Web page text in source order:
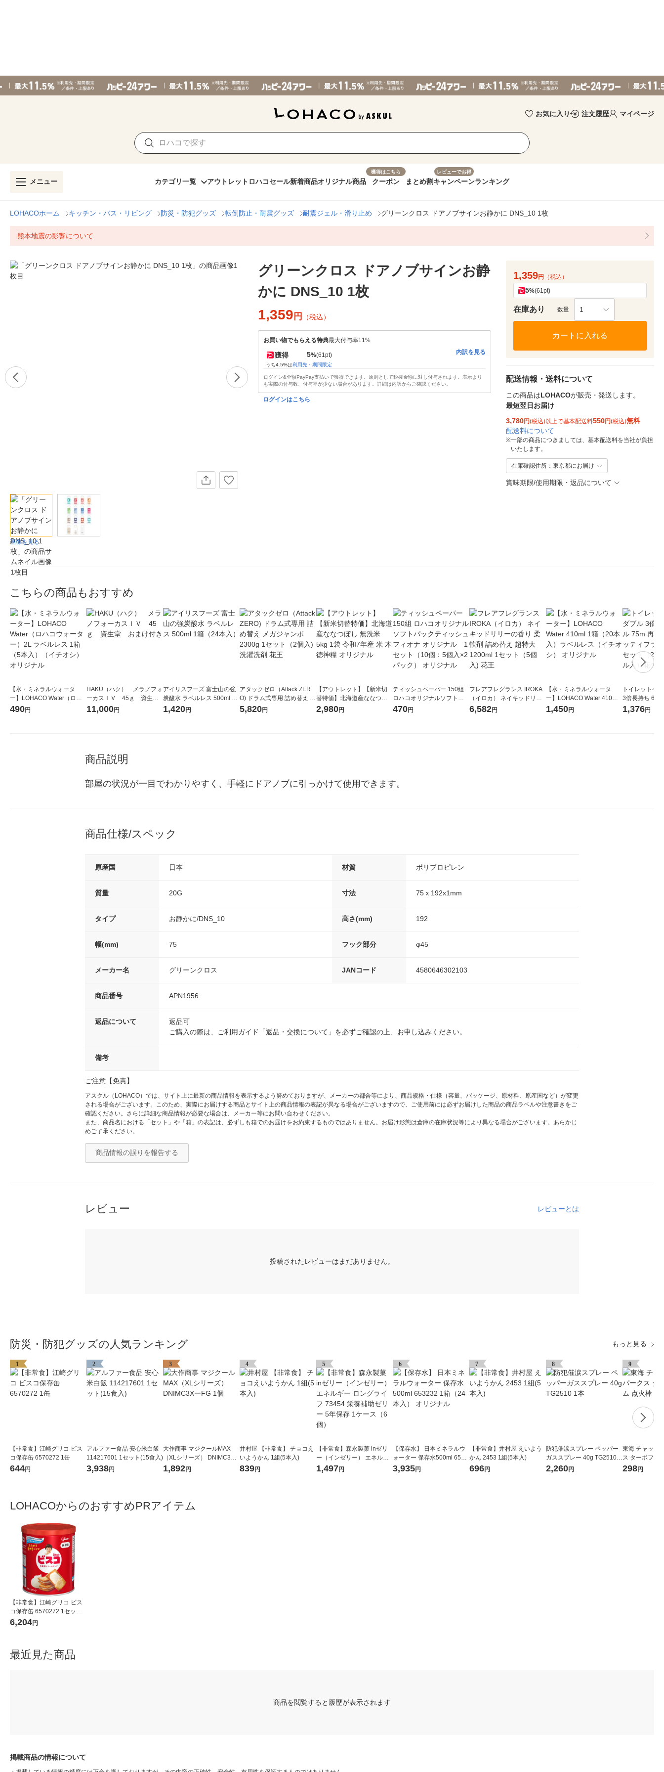
お気に入り 注文履歴 マイページ
メニュー カテゴリ一覧 アウトレット ロハコセール新着商品オリジナル商品
獲得はこちら
クーポン まとめ割
レビューでお得
キャンペーンランキング
LOHACOホーム キッチン・バス・リビング 防災・防犯グッズ 転倒防止・耐震グッズ 耐震ジェル・滑り止め グリーンクロス ドアノブサインお静かに DNS_10 1枚
熊本地震の影響について
画像を見る
グリーンクロス ドアノブサインお静
かに DNS_10 1枚
1,359 円 （税込）
お買い物でもらえる特典最大付与率11%
獲得 5%(61pt)
うち4.5%は利用先・期間限定
内訳を見る
ログイン&全額PayPay支払いで獲得できます。原則として税抜金額に対し付与されます。表示より
も実際の付与数、付与率が少ない場合があります。詳細は内訳からご確認ください。
ログインはこちら
1,359円 （税込）
5%(61pt)
在庫あり 数量 1
カートに入れる
配送情報・送料について
この商品はLOHACOが販売・発送します。
最短翌日お届け
3,780円(税込)以上で基本配送料550円(税込)無料
配送料について
※一部の商品につきましては、基本配送料を当社が負担
いたします。
在庫確認住所：東京都にお届け
賞味期限/使用期限・返品について
こちらの商品もおすすめ
【水・ミネラルウォータ
ー】LOHACO Water（ロハ
コウォーター）2L ラベルレ
490円
HAKU（ハク） メラノフォ
ーカスＩＶ 45ｇ 資生
堂 おまけ付き
11,000円
アイリスフーズ 富士山の強
炭酸水 ラベルレス 500ml 1
箱（24本入）
1,420円
アタックゼロ（Attack ZER
O) ドラム式専用 詰め替え メ
ガジャンボ 2300g 1セット
5,820円
【アウトレット】【新米切
替特価】北海道産ななつぼ
し 無洗米 5kg 1袋 令和7年産
2,980円
ティッシュペーパー 150組
ロハコオリジナルソフトパ
ックティッシュ フィオナ オ
470円
フレアフレグランス IROKA
（イロカ） ネイキッドリリ
ーの香り 柔軟剤 詰め替え 超
6,582円
【水・ミネラルウォータ
ー】LOHACO Water 410ml
1箱（20本入）ラベルレス
1,450円
トイレットペ
3倍長持ち 6ロール
紙配合 スコッ
1,376円
商品説明
部屋の状況が一目でわかりやすく、手軽にドアノブに引っかけて使用できます。
商品仕様/スペック
原産国 日本 材質 ポリプロピレン
質量 20G 寸法 75ｘ192x1mm
タイプ お静かに/DNS_10 高さ(mm) 192
幅(mm) 75 フック部分 φ45
メーカー名 グリーンクロス JANコード 4580646302103
商品番号 APN1956
返品について
返品可
ご購入の際は、ご利用ガイド「返品・交換について」を必ずご確認の上、お申し込みください。
備考
ご注意【免責】
アスクル（LOHACO）では、サイト上に最新の商品情報を表示するよう努めておりますが、メーカーの都合等により、商品規格・仕様（容量、パッケージ、原材料、原産国など）が変更
される場合がございます。このため、実際にお届けする商品とサイト上の商品情報の表記が異なる場合がございますので、ご使用前には必ずお届けした商品の商品ラベルや注意書きをご
確認ください。さらに詳細な商品情報が必要な場合は、メーカー等にお問い合わせください。
また、商品名における「セット」や「箱」の表記は、必ずしも箱でのお届けをお約束するものではありません。お届け形態は倉庫の在庫状況等により異なる場合がございます。あらかじ
めご了承ください。
商品情報の誤りを報告する
レビュー レビューとは
投稿されたレビューはまだありません。
防災・防犯グッズの人気ランキング もっと見る
1
【非常食】江崎グリコ ビス
コ保存缶 6570272 1缶
644円
2
アルファー食品 安心米白飯
114217601 1セット(15食入)
3,938円
3
大作商事 マジクールMAX
（XLシリーズ） DNIMC3X
ーFG 1個
1,892円
4
井村屋 【非常食】 チョコえ
いようかん 1組(5本入)
839円
5
【非常食】森永製菓 inゼリ
ー（インゼリー） エネルギ
ー ロングライフ 73454 栄養
1,497円
6
【保存水】 日本ミネラルウ
ォーター 保存水500ml 6532
32 1箱（24本入） オリジナ
3,935円
7
【非常食】井村屋 えいよう
かん 2453 1組(5本入)
696円
8
防犯催涙スプレー ペッパー
ガススプレー 40g TG2510 1
本
2,260円
9
東海 チャッカ
ス ターボフレ
菌 防災
298円
LOHACOからのおすすめPRアイテム
【非常食】江崎グリコ ビス
コ保存缶 6570272 1セット
(1缶×10)
6,204円
最近見た商品
商品を閲覧すると履歴が表示されます
掲載商品の情報について